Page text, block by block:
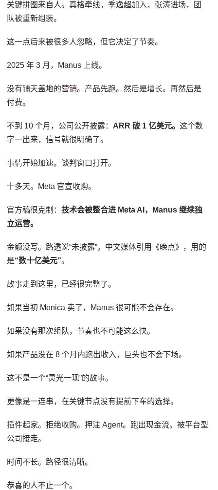
关键拼图来自人。真格牵线，季逸超加入，张涛进场，团
队被重新组装。
这一点后来被很多人忽略，但它决定了节奏。
2025 年 3 月，Manus 上线。
没有铺天盖地的营销。产品先跑。然后是增长。再然后是
付费。
不到 10 个月，公司公开披露： ARR 破 1 亿美元。这个数
字一出来，信号就很明确了。
事情开始加速。谈判窗口打开。
十多天。Meta 官宣收购。
官方稿很克制：技术会被整合进 Meta AI，Manus 继续独
立运营。
金额没写。路透说“未披露”。中文媒体引用《晚点》，用的
是“数十亿美元”。
故事走到这里，已经很完整了。
如果当初 Monica 卖了，Manus 很可能不会存在。
如果没有那次组队，节奏也不可能这么快。
如果产品没在 8 个月内跑出收入，巨头也不会下场。
这不是一个“灵光一现”的故事。
更像是一连串，在关键节点没有提前下车的选择。
插件起家。拒绝收购。押注 Agent。跑出现金流。被平台型
公司接走。
时间不长。路径很清晰。
恭喜的人不止一个。